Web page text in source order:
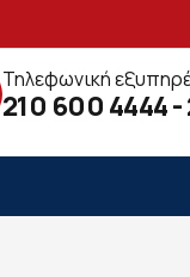
Τηλεφωνική
210 600 4444-